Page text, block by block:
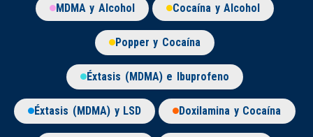
MDMA y Alcohol Cocaína y Alcohol
Popper y Cocaína
Éxtasis (MDMA) e Ibuprofeno
Éxtasis (MDMA) y LSD Doxilamina y Cocaína